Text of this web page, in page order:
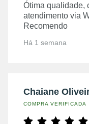
Ótima qualidade,
atendimento via
Recomendo
Há 1 semana
Chaiane
COMPRA VERIFICADA